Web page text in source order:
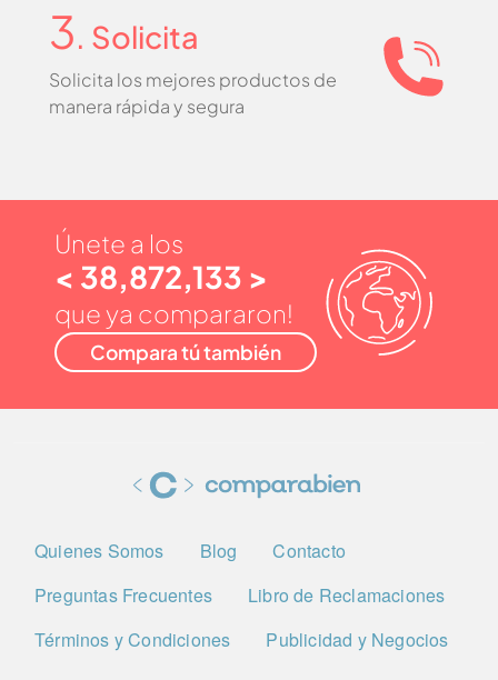
3. Solicita
Solicita los mejores productos de
manera rápida y segura
Únete a los
< 38,872,133 >
que ya compararon!
Compara tú también
Quienes Somos Blog
Contacto
Preguntas Frecuentes
Libro de Reclamaciones
Términos y Condiciones
Publicidad y Negocios